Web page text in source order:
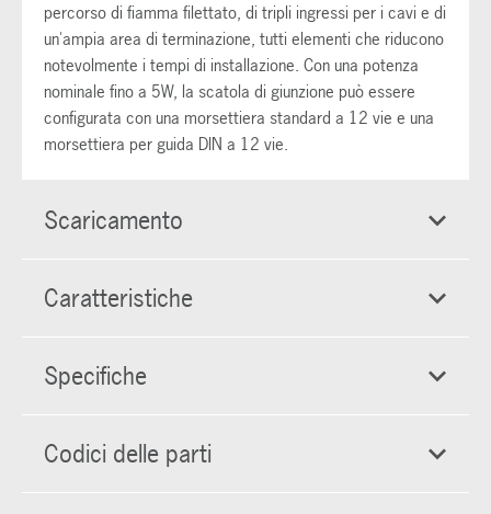
percorso di fiamma filettato, di tripli ingressi per i cavi e di
un'ampia area di terminazione, tutti elementi che riducono
notevolmente i tempi di installazione. Con una potenza
nominale fino a 5W, la scatola di giunzione può essere
configurata con una morsettiera standard a 12 vie e una
morsettiera per guida DIN a 12 vie.
Scaricamento
Caratteristiche
Specifiche
Codici delle parti